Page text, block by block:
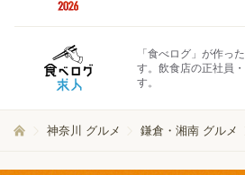
「食べログ」が作っ
す。飲食店の正社員
す。
神奈川 グルメ 鎌倉・湘南 グルメ